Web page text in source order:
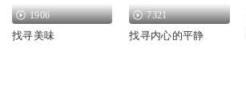
1906
找寻美味
7321
找寻内心的平静